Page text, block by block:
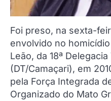
Foi preso, na sexta-
envolvido no
Leão, da 18ª
(DT/Camaçari), em
pela Força Integrada
Organizado do Mato